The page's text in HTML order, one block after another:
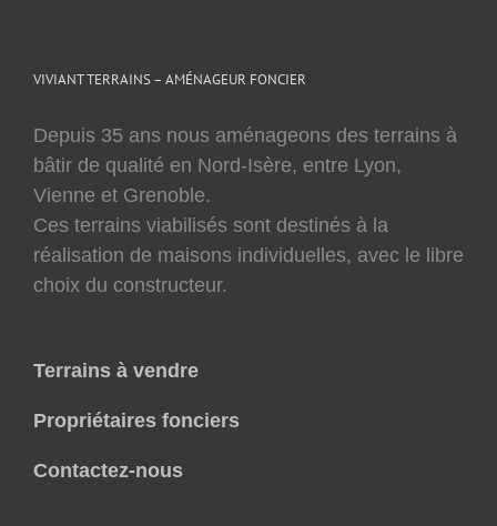
VIVIANT TERRAINS – AMÉNAGEUR FONCIER
Depuis 35 ans nous aménageons des terrains à
bâtir de qualité en Nord-Isère, entre Lyon,
Vienne et Grenoble.
Ces terrains viabilisés sont destinés à la
réalisation de maisons individuelles, avec le libre
choix du constructeur.
Terrains à vendre
Propriétaires fonciers
Contactez-nous